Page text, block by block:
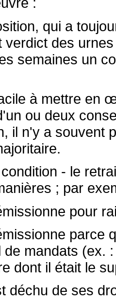
qui a
verdict des
semaines un
à mettre en
ou deux
il n'y a souvent
- le
; par
pour
parce
de mandats (ex.
dont il était le
déchu de ses